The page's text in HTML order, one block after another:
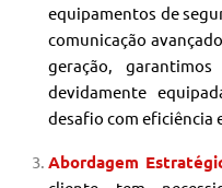
equipamentos de
comunicação
geração,
devidamente
desafio com eficiência
Abordagem